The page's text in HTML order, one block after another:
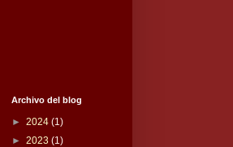
Archivo del blog
► 2024 (1)
► 2023 (1)